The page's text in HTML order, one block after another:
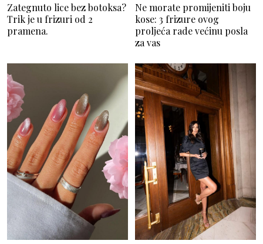
Zategnuto lice bez botoksa?
Trik je u frizuri od 2
pramena.
Ne morate promijeniti boju
kose: 3 frizure ovog
proljeća rade većinu posla
za vas